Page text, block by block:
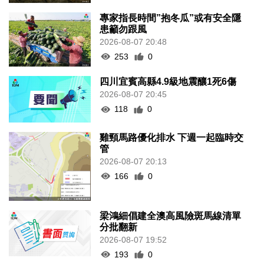
專家指長時間”抱冬瓜”或有安全隱
患籲勿跟風
2026-08-07 20:48
253
0
四川宜賓高縣4.9級地震釀1死6傷
2026-08-07 20:45
118
0
雞頸馬路優化排水 下週一起臨時交
管
2026-08-07 20:13
166
0
梁鴻細倡建全澳高風險斑馬線清單
分批翻新
2026-08-07 19:52
193
0